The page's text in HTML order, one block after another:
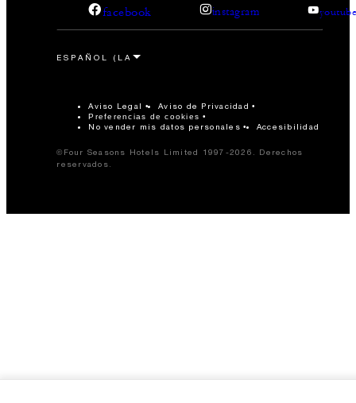
facebook instagram
Aviso Legal Aviso de Privacidad
Preferencias de cookies
No vender mis datos personales Accesibilidad
©Four Seasons Hotels Limited 1997-2026. Derechos
reservados.